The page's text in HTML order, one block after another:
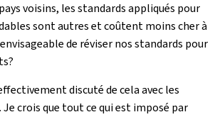
voisins, les standards appliqués pour
sont autres et coûtent moins cher à
de réviser nos standards pour
discuté de cela avec les
crois que tout ce qui est imposé par